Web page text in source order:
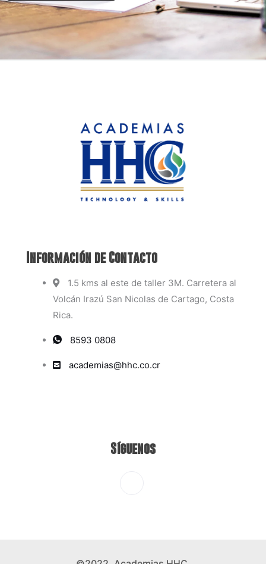
Información de Contacto
1.5 kms al este de taller 3M. Carretera al
Volcán Irazú San Nicolas de Cartago, Costa
Rica.
8593 0808
academias@hhc.co.cr
Síguenos